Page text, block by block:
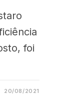
foi
20/08/2021